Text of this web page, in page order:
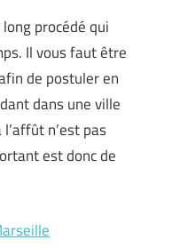
procédé qui
Il vous faut être
de postuler en
dans une ville
n’est pas
est donc de